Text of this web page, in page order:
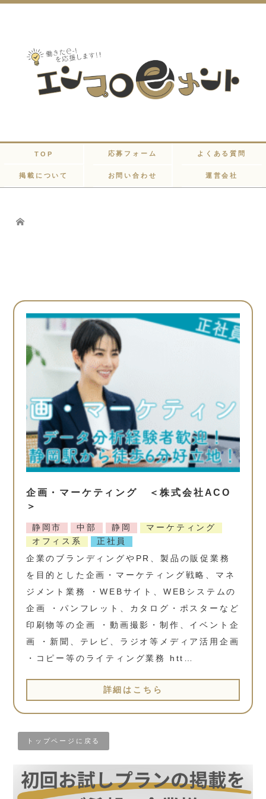
TOP 応募フォーム よくある質問
掲載について お問い合わせ 運営会社
Home
企画・マーケティング ＜株式会社ACO
＞
静岡市 中部 静岡
マーケティング
オフィス系
正社員
企業のブランディングやPR、製品の販促業務
を目的とした企画・マーケティング戦略、マネ
ジメント業務 ・WEBサイト、WEBシステムの
企画 ・パンフレット、カタログ・ポスターなど
印刷物等の企画 ・動画撮影・制作、イベント企
画 ・新聞、テレビ、ラジオ等メディア活用企画
・コピー等のライティング業務 htt…
詳細はこちら
トップページに戻る